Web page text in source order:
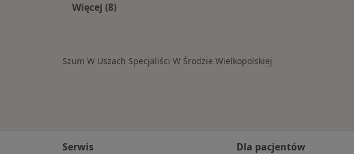
Więcej (8)
Szum W Uszach Specjaliści W Środzie Wielkopolskiej
Serwis
Dla pacjentów